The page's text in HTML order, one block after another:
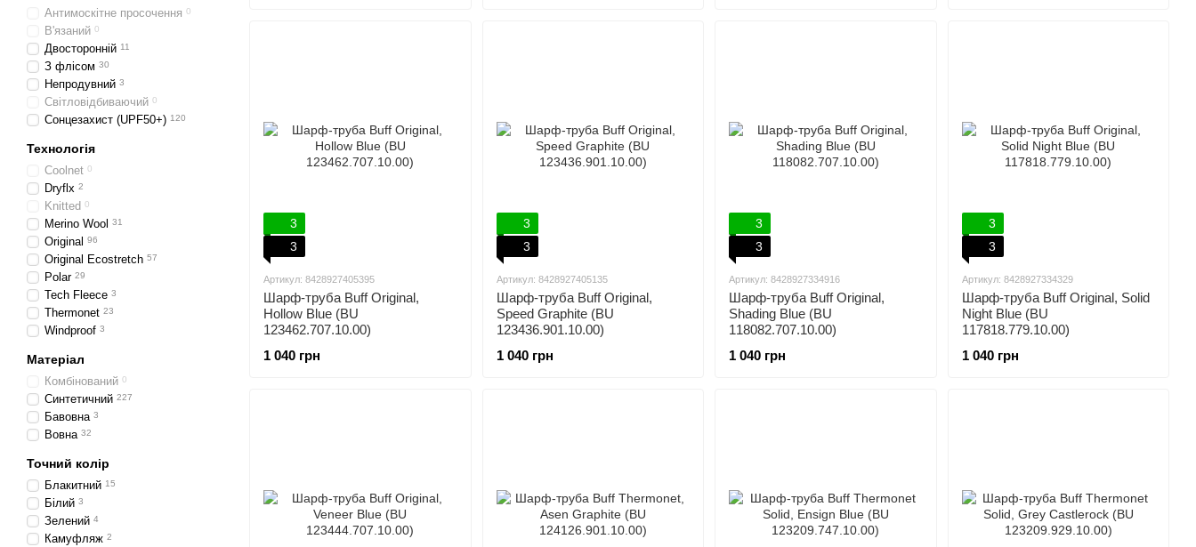
3
3
Артикул: 8428927405395
Шарф-труба Buff Original,
Hollow Blue (BU
123462.707.10.00)
1 040 грн
3
3
Артикул: 8428927405135
Шарф-труба Buff Original,
Speed Graphite (BU
123436.901.10.00)
1 040 грн
3
3
Артикул: 8428927334916
Шарф-труба Buff Original,
Shading Blue (BU
118082.707.10.00)
1 040 грн
3
3
Артикул: 8428927334329
Шарф-труба Buff Original, Solid
Night Blue (BU
117818.779.10.00)
1 040 грн
Антимоскітне просочення 0
В'язаний 0
Двосторонній 11
З флісом 30
Непродувний 3
Світловідбиваючий 0
Сонцезахист (UPF50+) 120
Технологія
Coolnet 0
Dryflx 2
Knitted 0
Merino Wool 31
Original 96
Original Ecostretch 57
Polar 29
Tech Fleece 3
Thermonet 23
Windproof 3
Матеріал
Комбінований 0
Синтетичний 227
Бавовна 3
Вовна 32
Точний колір
Блакитний 15
Білий 3
Зелений 4
Камуфляж 2